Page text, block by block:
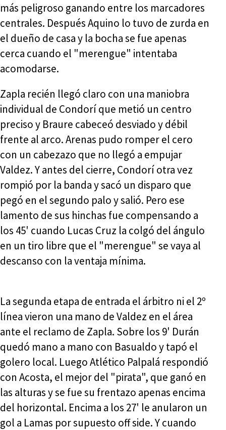
más peligroso ganando entre los marcadores
centrales. Después Aquino lo tuvo de zurda en
el dueño de casa y la bocha se fue apenas
cerca cuando el "merengue" intentaba
acomodarse.
Zapla recién llegó claro con una maniobra
individual de Condorí que metió un centro
preciso y Braure cabeceó desviado y débil
frente al arco. Arenas pudo romper el cero
con un cabezazo que no llegó a empujar
Valdez. Y antes del cierre, Condorí otra vez
rompió por la banda y sacó un disparo que
pegó en el segundo palo y salió. Pero ese
lamento de sus hinchas fue compensando a
los 45' cuando Lucas Cruz la colgó del ángulo
en un tiro libre que el "merengue" se vaya al
descanso con la ventaja mínima.
La segunda etapa de entrada el árbitro ni el 2º
línea vieron una mano de Valdez en el área
ante el reclamo de Zapla. Sobre los 9' Durán
quedó mano a mano con Basualdo y tapó el
golero local. Luego Atlético Palpalá respondió
con Acosta, el mejor del "pirata", que ganó en
las alturas y se fue su frentazo apenas encima
del horizontal. Encima a los 27' le anularon un
gol a Lamas por supuesto off side. Y cuando